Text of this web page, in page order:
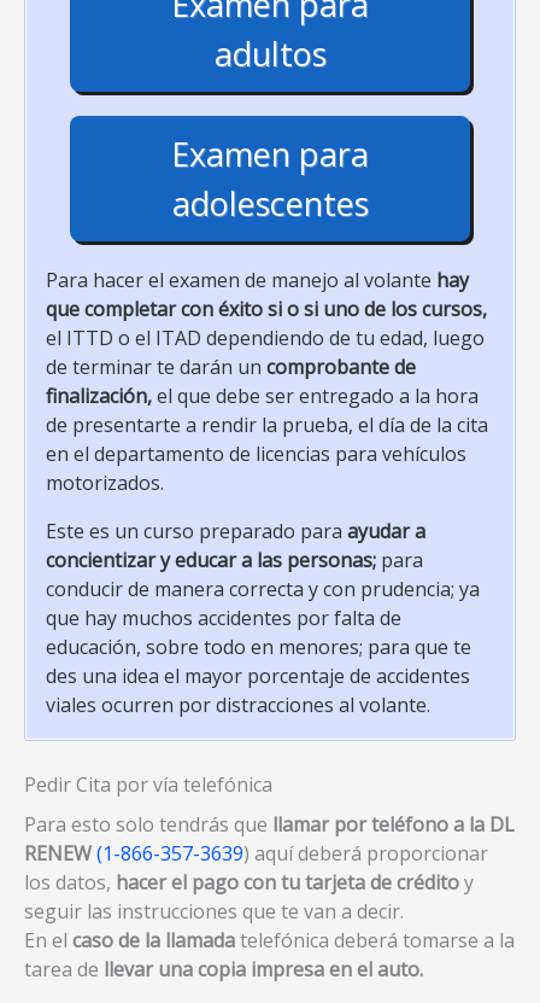
adultos
Examen para
adolescentes
Para hacer el examen de manejo al volante hay
que completar con éxito si o si uno de los cursos,
el ITTD o el ITAD dependiendo de tu edad, luego
de terminar te darán un comprobante de
finalización,el que debe ser entregado a la hora
de presentarte a rendir la prueba, el día de la cita
en el departamento de licencias para vehículos
motorizados.
Este es un curso preparado para ayudar a
concientizar y educar a las personas; para
conducir de manera correcta y con prudencia; ya
que hay muchos accidentes por falta de
educación, sobre todo en menores; para que te
des una idea el mayor porcentaje de accidentes
viales ocurren por distracciones al volante.
Pedir Cita por vía telefónica
Para esto solo tendrás que llamar por teléfono a la DL
RENEW(1-866-357-3639) aquí deberá proporcionar
los datos, hacer el pago con tu tarjeta de créditoy
seguir las instrucciones que te van a decir.
En el caso de la llamadatelefónica deberá tomarse a la
tarea de llevar una copia impresa en el auto.